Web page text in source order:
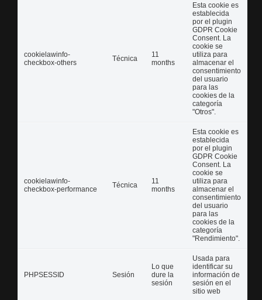
cookielawinfo-
checkbox-others
Técnica
11
months
Esta cookie es
establecida
por el plugin
GDPR Cookie
Consent. La
cookie se
utiliza para
almacenar el
consentimiento
del usuario
para las
cookies de la
categoría
"Otros".
cookielawinfo-
checkbox-performance
Técnica
11
months
Esta cookie es
establecida
por el plugin
GDPR Cookie
Consent. La
cookie se
utiliza para
almacenar el
consentimiento
del usuario
para las
cookies de la
categoría
"Rendimiento".
PHPSESSID Sesión
Lo que
dure la
sesión
Usada para
identificar su
información de
sesión en el
sitio web